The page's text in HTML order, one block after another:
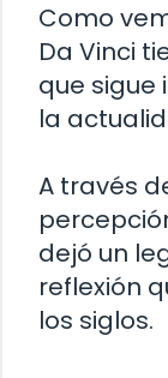
Como
Da Vinci
que sigue
la
A través
dejó un
reflexión
los siglos.